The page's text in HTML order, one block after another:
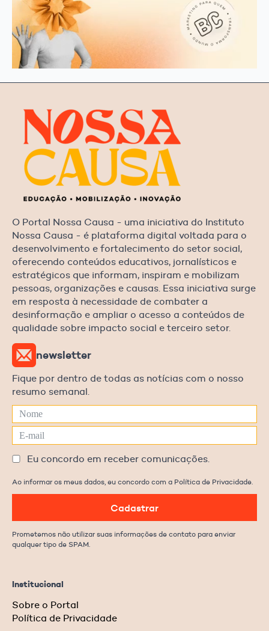
O Portal Nossa Causa - uma iniciativa do Instituto
Nossa Causa - é plataforma digital voltada para o
desenvolvimento e fortalecimento do setor social,
oferecendo conteúdos educativos, jornalísticos e
estratégicos que informam, inspiram e mobilizam
pessoas, organizações e causas. Essa iniciativa surge
em resposta à necessidade de combater a
desinformação e ampliar o acesso a conteúdos de
qualidade sobre impacto social e terceiro setor.
Institucional
Sobre o Portal
Política de Privacidade
newsletter
Fique por dentro de todas as notícias com o nosso
resumo semanal.
Eu concordo em receber comunicações.
Ao informar os meus dados, eu concordo com a Política de Privacidade.
Cadastrar
Prometemos não utilizar suas informações de contato para enviar
qualquer tipo de SPAM.